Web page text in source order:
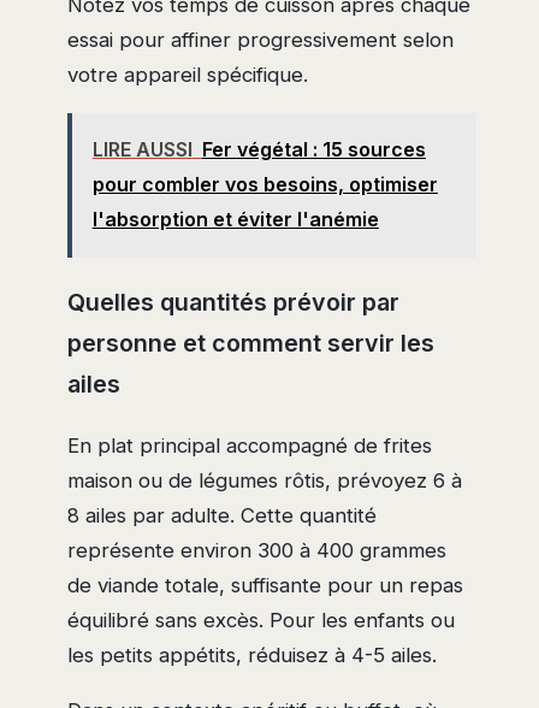
essai pour affiner progressivement selon
votre appareil spécifique.
LIRE AUSSI Fer végétal : 15 sources
pour combler vos besoins, optimiser
l'absorption et éviter l'anémie
Quelles quantités prévoir par
personne et comment servir les
ailes
En plat principal accompagné de frites
maison ou de légumes rôtis, prévoyez 6 à
8 ailes par adulte. Cette quantité
représente environ 300 à 400 grammes
de viande totale, suffisante pour un repas
équilibré sans excès. Pour les enfants ou
les petits appétits, réduisez à 4-5 ailes.